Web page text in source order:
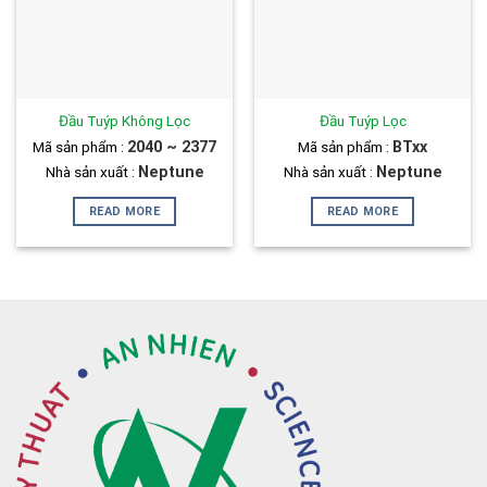
Đầu Tuýp Không Lọc
Mã sản phẩm : 2040 ~ 2377
Nhà sản xuất : Neptune
READ MORE
Đầu Tuýp Lọc
Mã sản phẩm : BTxx
Nhà sản xuất : Neptune
READ MORE